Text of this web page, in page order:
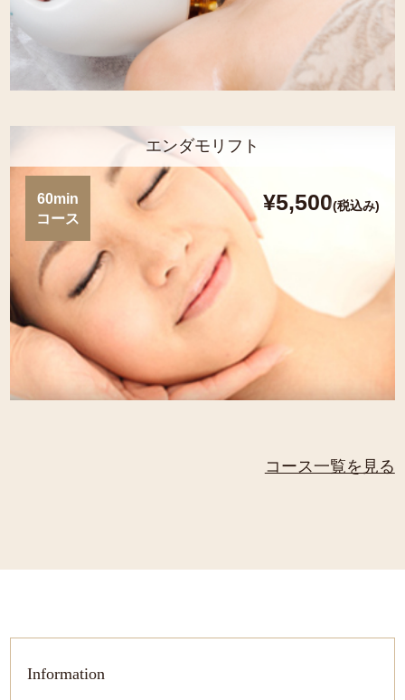
エンダモリフト
60min
コース
¥5,500(税込み)
コース一覧を見る
Information